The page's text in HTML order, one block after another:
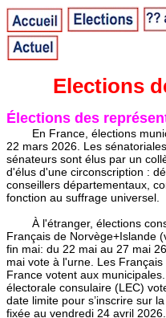
Elections
Élections des
En France, élections
22 mars 2026. Les
sénateurs sont élus par un
d'élus d'une circonscription :
conseillers départementaux,
fonction au suffrage universel.
À l'étranger, élections
Français de Norvège+Islande
fin mai: du 22 mai au 27 mai
mai vote à l'urne. Les
France votent aux
électorale consulaire (LEC)
date limite pour s’inscrire sur
fixée au vendredi 24 avril 2026.